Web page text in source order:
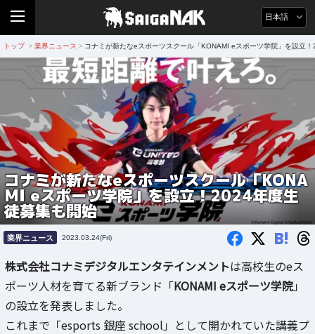
日本語
トップ > 業界ニュース > コナミが新たなeスポーツスクール「KONAMI eスポーツ学院」を設立
コナミが新たなeスポーツスクール「KONA
MI eスポーツ学院」を設立！2024年度生
徒募集も開始
業界ニュース 2023.03.24(Fri) B!
株式会社コナミデジタルエンタテインメントは高校生のeス
ポーツ人材を育てる新ブランド「KONAMI eスポーツ学院」
の設立を発表しました。
これまで「esports 銀座 school」として開かれていた講義プ